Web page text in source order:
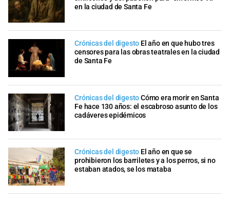
en la ciudad de Santa Fe
Crónicas del digesto El año en que hubo tres
censores para las obras teatrales en la ciudad
de Santa Fe
Crónicas del digestoCómo era morir en Santa
Fe hace 130 años: el escabroso asunto de los
cadáveres epidémicos
Crónicas del digesto El año en que se
prohibieron los barriletes y a los perros, si no
estaban atados, se los mataba